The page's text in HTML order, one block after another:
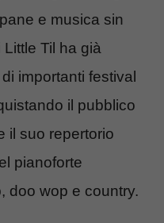
e musica sin
Til ha già
importanti festival
il pubblico
il suo repertorio
pianoforte
doo wop e country.